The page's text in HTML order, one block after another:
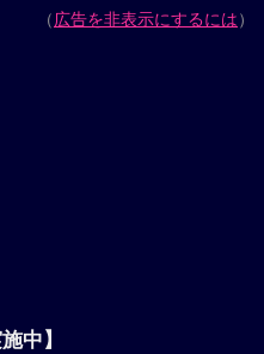
（広告を非表示にするには）
中】